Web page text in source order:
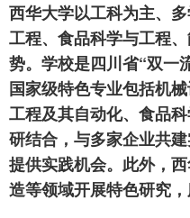
西华大学以工科为主、
工程、食品科学与工程
势。学校是四川省“双一
国家级特色专业包括机
工程及其自动化、食品
研结合，与多家企业共
提供实践机会。此外，
造等领域开展特色研究，